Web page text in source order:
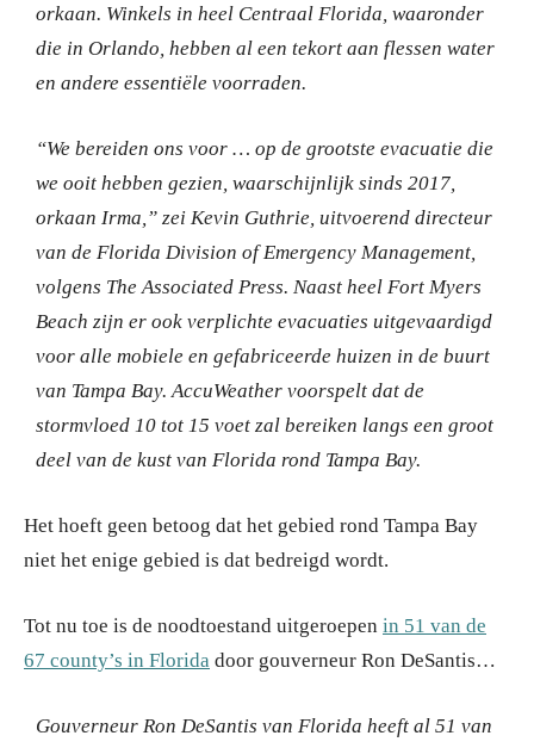
orkaan. Winkels in heel Centraal Florida, waaronder
die in Orlando, hebben al een tekort aan flessen water
en andere essentiële voorraden.
“We bereiden ons voor … op de grootste evacuatie die
we ooit hebben gezien, waarschijnlijk sinds 2017,
orkaan Irma,” zei Kevin Guthrie, uitvoerend directeur
van de Florida Division of Emergency Management,
volgens The Associated Press. Naast heel Fort Myers
Beach zijn er ook verplichte evacuaties uitgevaardigd
voor alle mobiele en gefabriceerde huizen in de buurt
van Tampa Bay. AccuWeather voorspelt dat de
stormvloed 10 tot 15 voet zal bereiken langs een groot
deel van de kust van Florida rond Tampa Bay.
Het hoeft geen betoog dat het gebied rond Tampa Bay
niet het enige gebied is dat bedreigd wordt.
Tot nu toe is de noodtoestand uitgeroepen in 51 van de
67 county’s in Florida door gouverneur Ron DeSantis…
Gouverneur Ron DeSantis van Florida heeft al 51 van